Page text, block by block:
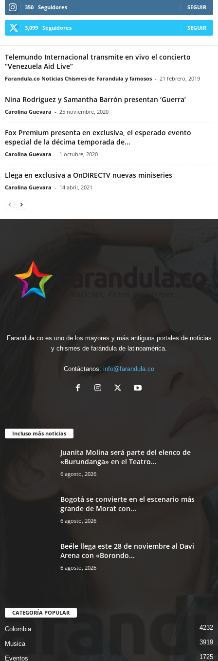
350 Seguidores SEGUIR
3,099 Seguidores SEGUIR
Telemundo Internacional transmite en vivo el concierto
“Venezuela Aid Live”
Farandula.co Noticias Chismes de Farandula y famosos - 21 febrero, 2019
Nina Rodríguez y Samantha Barrón presentan ‘Guerra’
Carolina Guevara - 25 noviembre, 2020
Fox Premium presenta en exclusiva, el esperado evento
especial de la décima temporada de...
Carolina Guevara - 1 octubre, 2020
Llega en exclusiva a OnDIRECTV nuevas miniseries
Carolina Guevara - 14 abril, 2021
Farandula.co es uno de los mayores y más antiguos portales de noticias
y chismes de farándula de latinoamérica.
Contáctanos: info@farandula.co
Incluso más noticias
Juanita Molina será parte del elenco de
«Burundanga» en el Teatro...
6 agosto, 2026
Bogotá se convierte en el escenario más
grande de Morat con...
6 agosto, 2026
Beéle llega este 28 de noviembre al Davi
Arena con «Borondo...
6 agosto, 2026
CATEGORÍA POPULAR
Colombia 4232
Musica 3919
Eventos 1725